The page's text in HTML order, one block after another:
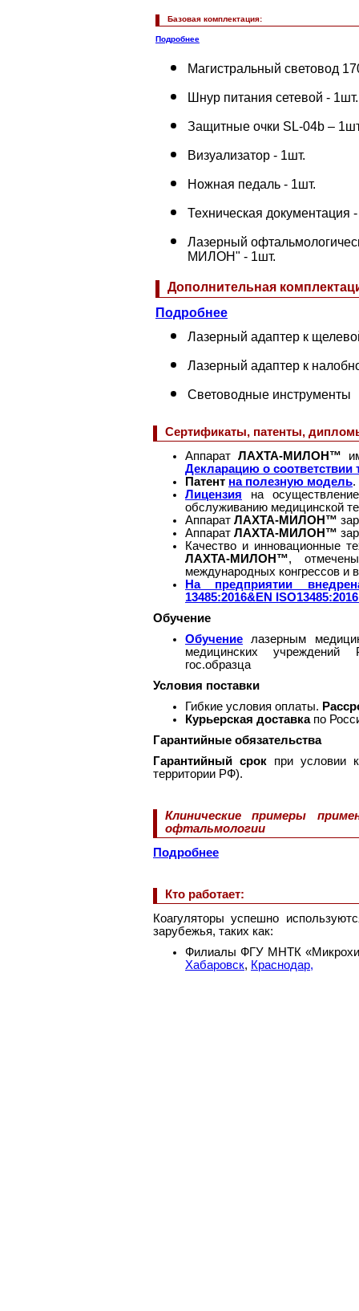
Базовая комплектация:
Подробнее
Магистральный световод
Шнур питания сетевой - 1шт.
Защитные очки SL-04b –
Визуализатор - 1шт.
Ножная педаль - 1шт.
Техническая документация
Лазерный
МИЛОН" - 1шт.
Дополнительная
Подробнее
Лазерный адаптер к
Лазерный адаптер к
Световодные инструменты
Сертификаты, патенты,
АппаратЛАХТА-МИЛОН™
Декларацию о
Патент на полезную модель.
Лицензия на
обслуживанию медицинской
Аппарат ЛАХТА-МИЛОН™
Аппарат ЛАХТА-МИЛОН™
Качество и инновационные
ЛАХТА-МИЛОН™,
международных конгрессов и
На предприятии
13485:2016&EN
Обучение
Обучение лазерным
медицинских учреждений
гос.образца
Условия поставки
Гибкие условия оплаты.
Курьерская доставка по
Гарантийные обязательства
Гарантийный срок при условии
территории РФ).
Клинические примеры
офтальмологии
Подробнее
Кто работает:
Коагуляторы успешно
зарубежья, таких как:
Филиалы ФГУ МНТК
Хабаровск, Краснодар,